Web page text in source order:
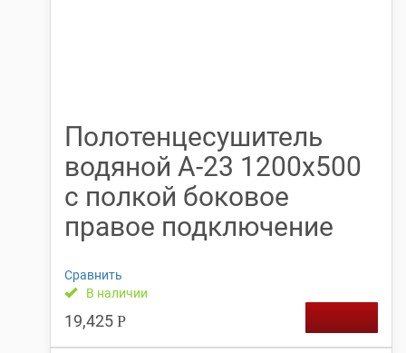
Полотенцесушитель
водяной А-23 1200х500
с полкой боковое
правое подключение
Сравнить
В наличии
19,425 Р